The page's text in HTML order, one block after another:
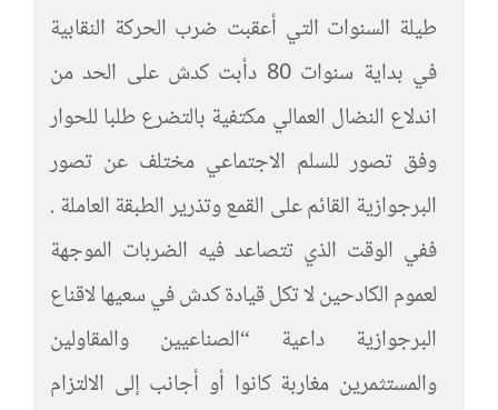
طيلة السنوات التي أعقبت ضرب الحركة النقابية
في بداية سنوات 80 دأبت كدش على الحد من
اندلاع النضال العمالي مكتفية بالتضرع طلبا للحوار
وفق تصور للسلم الاجتماعي مختلف عن تصور
البرجوازية القائم على القمع وتذرير الطبقة العاملة .
ففي الوقت الذي تتصاعد فيه الضربات الموجهة
لعموم الكادحين لا تكل قيادة كدش في سعيها لاقناع
البرجوازية داعية “الصناعيين والمقاولين
والمستثمرين مغاربة كانوا أو أجانب إلى الالتزام